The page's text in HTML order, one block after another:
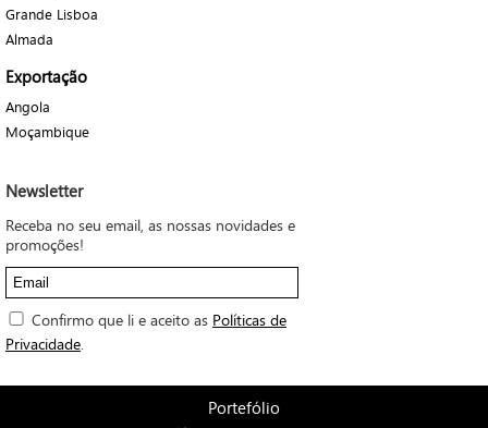
Grande Lisboa
Almada
Exportação
Angola
Moçambique
Newsletter
Receba no seu email, as nossas novidades e
promoções!
Confirmo que li e aceito asPolíticas de
Privacidade.
Portefólio